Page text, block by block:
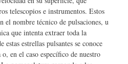
telescopios e instrumentos. Estos
el nombre técnico de pulsaciones, u
que intenta extraer toda la
estrellas pulsantes se conoce
en el caso específico de nuestro